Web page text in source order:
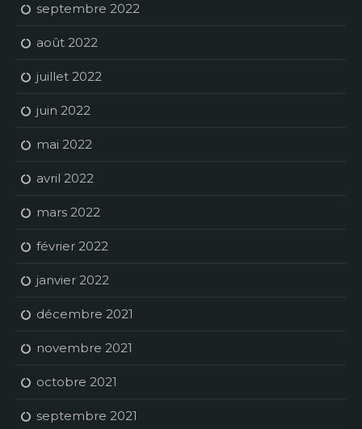
septembre 2022
août 2022
juillet 2022
juin 2022
mai 2022
avril 2022
mars 2022
février 2022
janvier 2022
décembre 2021
novembre 2021
octobre 2021
septembre 2021